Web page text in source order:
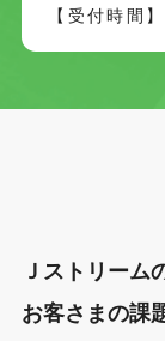
【受付時間
Ｊストリーム
お客さまの課